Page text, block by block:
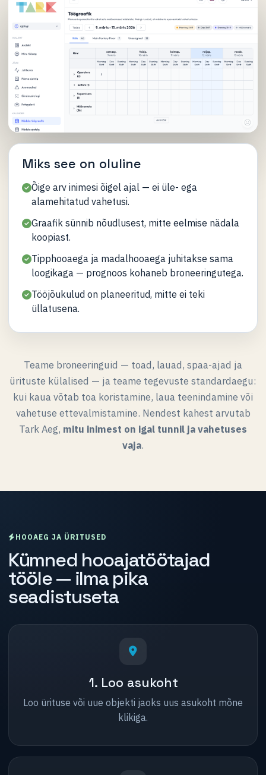
Miks see on oluline
Õige arv inimesi õigel ajal — ei üle- ega
alamehitatud vahetusi.
Graafik sünnib nõudlusest, mitte eelmise nädala
koopiast.
Tipphooaega ja madalhooaega juhitakse sama
loogikaga — prognoos kohaneb broneeringutega.
Tööjõukulud on planeeritud, mitte ei teki
üllatusena.
Teame broneeringuid — toad, lauad, spaa-ajad ja
ürituste külalised — ja teame tegevuste standardaegu:
kui kaua võtab toa koristamine, laua teenindamine või
vahetuse ettevalmistamine. Nendest kahest arvutab
Tark Aeg, mitu inimest on igal tunnil ja vahetuses
vaja.
HOOAEG JA ÜRITUSED
Kümned hooajatöötajad
tööle — ilma pika
seadistuseta
1. Loo asukoht
Loo ürituse või uue objekti jaoks uus asukoht mõne
klikiga.